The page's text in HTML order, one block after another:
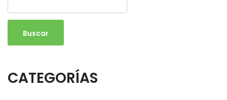
CATEGORÍAS